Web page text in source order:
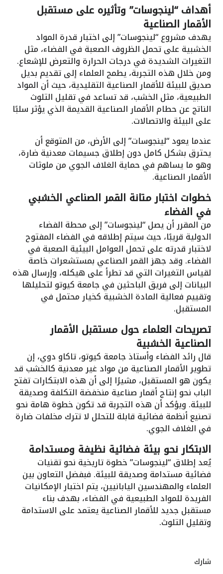
أهداف “لينجوسات” وتأثيره على مستقبل
الأقمار الصناعية
يهدف مشروع “لينجوسات” إلى اختبار قدرة المواد
الخشبية على تحمل الظروف الصعبة في الفضاء، مثل
التغيرات الشديدة في درجات الحرارة والتعرض للإشعاع.
ومن خلال هذه التجربة، يطمح العلماء إلى تقديم بديل
صديق للبيئة للأقمار الصناعية التقليدية، حيث أن المواد
الطبيعية، مثل الخشب، قد تساعد في تقليل التلوث
الناتج عن حطام الأقمار الصناعية القديمة الذي يؤثر سلبًا
على البيئة والاتصالات.
عندما يعود “لينجوسات” إلى الأرض، من المتوقع أن
يحترق بشكل كامل دون إطلاق جسيمات معدنية ضارة،
وهو ما يساهم في حماية الغلاف الجوي من ملوثات
الأقمار الصناعية.
خطوات اختبار متانة القمر الصناعي الخشبي
في الفضاء
من المقرر أن يصل “لينجوسات” إلى محطة الفضاء
الدولية قريبًا، حيث سيتم إطلاقه في الفضاء المفتوح
لاختبار قدرته على تحمل العوامل البيئية الصعبة في
الفضاء. وقد جهز القمر الصناعي بمستشعرات خاصة
لقياس التغيرات التي قد تطرأ على هيكله، وإرسال هذه
البيانات إلى فريق الباحثين في جامعة كيوتو لتحليلها
وتقييم فعالية المادة الخشبية كخيار محتمل في
المستقبل.
تصريحات العلماء حول مستقبل الأقمار
الصناعية الخشبية
قال رائد الفضاء وأستاذ جامعة كيوتو، تاكاو دوي، إن
تطوير الأقمار الصناعية من مواد غير معدنية كالخشب قد
يكون هو المستقبل، مشيرًا إلى أن هذه الابتكارات تفتح
الباب نحو إنتاج أقمار صناعية منخفضة التكلفة وصديقة
للبيئة. ويؤكد أن هذه التجربة قد تكون خطوة هامة نحو
تصنيع أنظمة فضائية قابلة للتحلل لا تترك مخلفات ضارة
في الغلاف الجوي.
الابتكار نحو بيئة فضائية نظيفة ومستدامة
يُعد إطلاق “لينجوسات” خطوة تاريخية نحو تقنيات
فضائية مستدامة وصديقة للبيئة. فبفضل التعاون بين
العلماء والمهندسين اليابانيين، يتم اختبار الإمكانيات
الفريدة للمواد الطبيعية في الفضاء، بهدف بناء
مستقبل جديد للأقمار الصناعية يعتمد على الاستدامة
وتقليل التلوث.
شارك